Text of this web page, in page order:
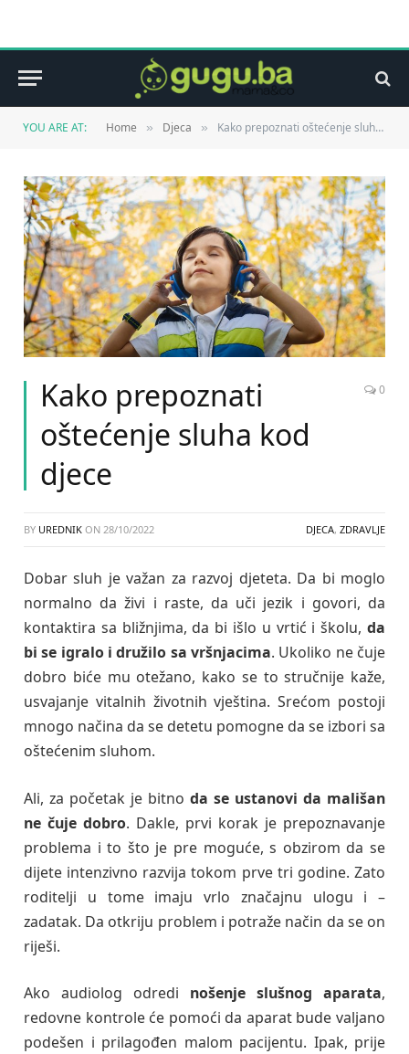
YOU ARE AT: Home » Djeca » Kako prepoznati oštećenje sluha kod djece
Kako prepoznati
oštećenje sluha kod
djece
0
BY UREDNIK ON 28/10/2022 DJECA, ZDRAVLJE
Dobar sluh je važan za razvoj djeteta. Da bi moglo
normalno da živi i raste, da uči jezik i govori, da
kontaktira sa bližnjima, da bi išlo u vrtić i školu, da
bi se igralo i družilo sa vršnjacima. Ukoliko ne čuje
dobro biće mu otežano, kako se to stručnije kaže,
usvajanje vitalnih životnih vještina. Srećom postoji
mnogo načina da se detetu pomogne da se izbori sa
oštećenim sluhom.
Ali, za početak je bitno da se ustanovi da mališan
ne čuje dobro. Dakle, prvi korak je prepoznavanje
problema i to što je pre moguće, s obzirom da se
dijete intenzivno razvija tokom prve tri godine. Zato
roditelji u tome imaju vrlo značajnu ulogu i –
zadatak. Da otkriju problem i potraže način da se on
riješi.
Ako audiolog odredi nošenje slušnog aparata,
redovne kontrole će pomoći da aparat bude valjano
podešen i prilagođen malom pacijentu. Ipak, prije